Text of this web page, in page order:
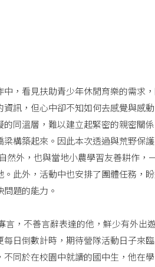
，看見扶助青少年休閒育樂的需求
訊，但心中卻不知如何去感覺與感
同溫層，難以建立起緊密的親密關
構築起來。因此本次透過與荒野保
外，也與當地小農學習友善耕作，
此外，活動中也安排了團體任務，
題的能力。
，不善言辭表達的他，鮮少有外出
日倒數計時，期待營隊活動日子來
同於在校園中就讀的國中生，他在